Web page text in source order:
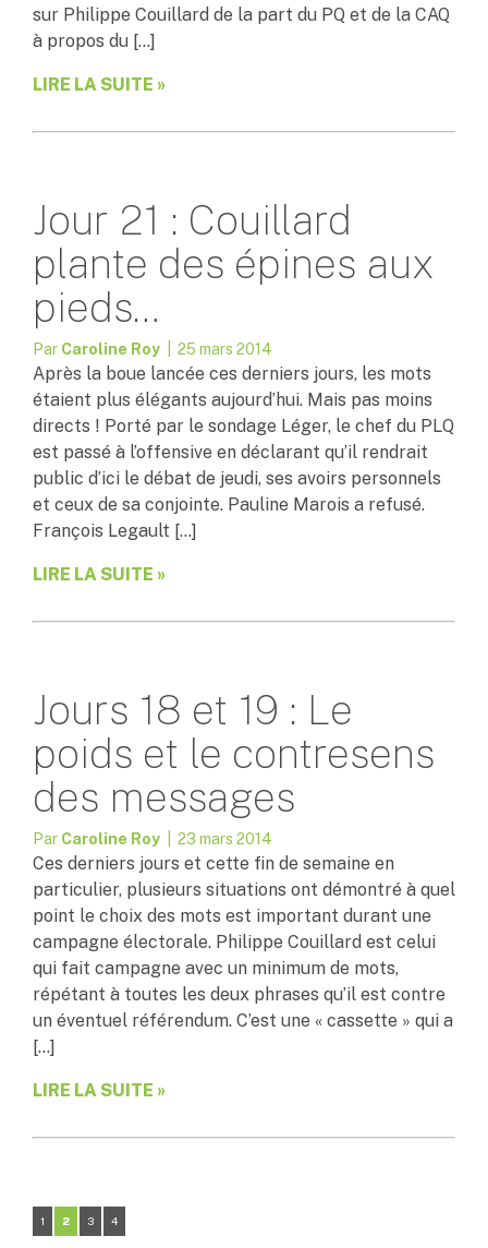
sur Philippe Couillard de la part du PQ et de la CAQ
à propos du […]
LIRE LA SUITE »
Jour 21 : Couillard
plante des épines aux
pieds…
Par Caroline Roy | 25 mars 2014
Après la boue lancée ces derniers jours, les mots
étaient plus élégants aujourd’hui. Mais pas moins
directs ! Porté par le sondage Léger, le chef du PLQ
est passé à l’offensive en déclarant qu’il rendrait
public d’ici le débat de jeudi, ses avoirs personnels
et ceux de sa conjointe. Pauline Marois a refusé.
François Legault […]
LIRE LA SUITE »
Jours 18 et 19 : Le
poids et le contresens
des messages
Par Caroline Roy | 23 mars 2014
Ces derniers jours et cette fin de semaine en
particulier, plusieurs situations ont démontré à quel
point le choix des mots est important durant une
campagne électorale. Philippe Couillard est celui
qui fait campagne avec un minimum de mots,
répétant à toutes les deux phrases qu’il est contre
un éventuel référendum. C’est une « cassette » qui a
[…]
LIRE LA SUITE »
1 2 3 4